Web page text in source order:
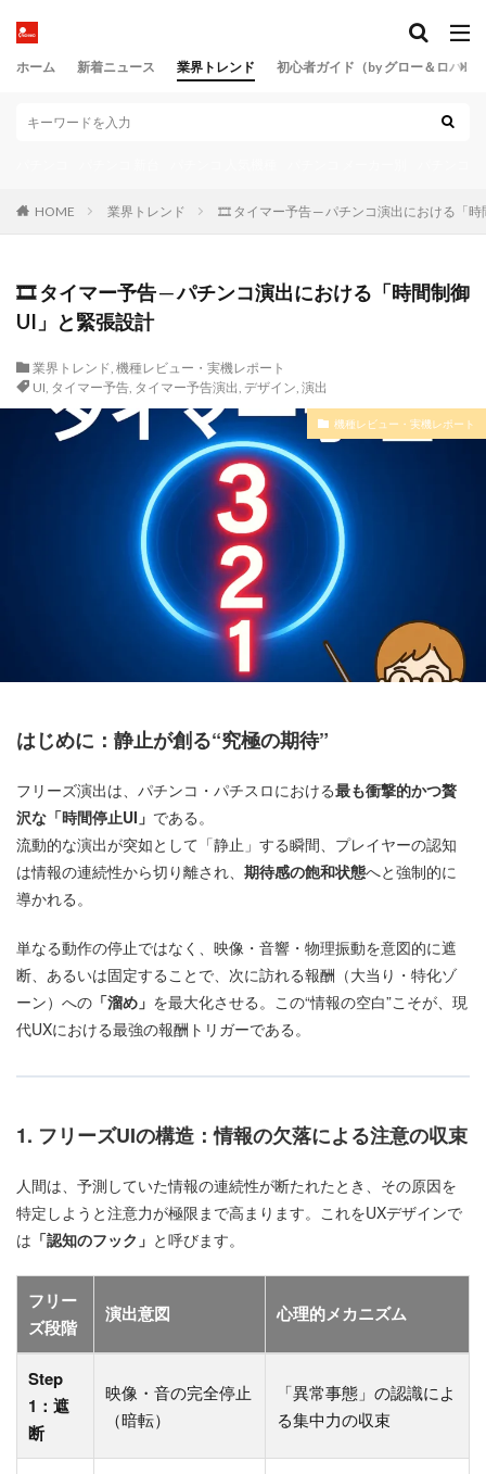
ホーム 新着ニュース 業界トレンド 初心者ガイド（by グロー＆ロバス
HOME 業界トレンド 🎞️ タイマー予告 ─ パチンコ演出における「時
🎞️ タイマー予告 ─ パチンコ演出における「時間制御
UI」と緊張設計
業界トレンド, 機種レビュー・実機レポート
UI, タイマー予告, タイマー予告演出, デザイン, 演出
機種レビュー・実機レポート
はじめに：静止が創る“究極の期待”
フリーズ演出は、パチンコ・パチスロにおける最も衝撃的かつ贅
沢な「時間停止UI」 である。
流動的な演出が突如として「静止」する瞬間、プレイヤーの認知
は情報の連続性から切り離され、 期待感の飽和状態へと強制的に
導かれる。
単なる動作の停止ではなく、映像・音響・物理振動を意図的に遮
断、あるいは固定することで、次に訪れる報酬（大当り・特化ゾ
ーン）への 「溜め」 を最大化させる。この“情報の空白”こそが、現
代UXにおける最強の報酬トリガーである。
1. フリーズUIの構造：情報の欠落による注意の収束
人間は、予測していた情報の連続性が断たれたとき、その原因を
特定しようと注意力が極限まで高まります。これをUXデザインで
は 「認知のフック」 と呼びます。
フリー
ズ段階
演出意図 心理的メカニズム
Step
1：遮
断
映像・音の完全停止
（暗転）
「異常事態」の認識によ
る集中力の収束